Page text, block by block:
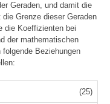
Geraden, und damit die
die Grenze dieser Geraden
die Koeffizienten bei
der mathematischen
Beziehungen
(25)